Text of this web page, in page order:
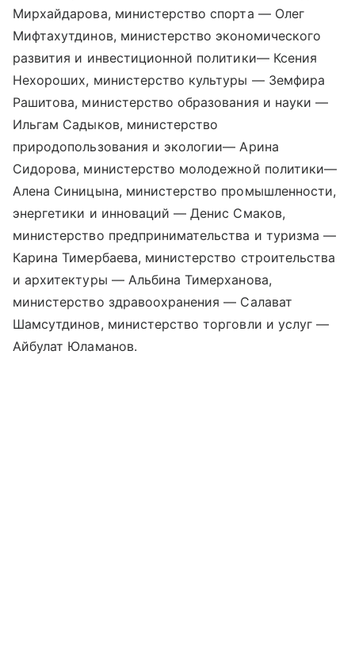
Мирхайдарова, министерство спорта — Олег
Мифтахутдинов, министерство экономического
развития и инвестиционной политики— Ксения
Нехороших, министерство культуры — Земфира
Рашитова, министерство образования и науки —
Ильгам Садыков, министерство
природопользования и экологии— Арина
Сидорова, министерство молодежной политики—
Алена Синицына, министерство промышленности,
энергетики и инноваций — Денис Смаков,
министерство предпринимательства и туризма —
Карина Тимербаева, министерство строительства
и архитектуры — Альбина Тимерханова,
министерство здравоохранения — Салават
Шамсутдинов, министерство торговли и услуг —
Айбулат Юламанов.